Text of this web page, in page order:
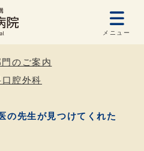
メニュー
のご案内
腔外科
先生が見つけてくれた